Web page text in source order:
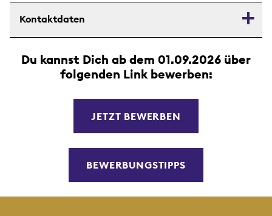
Kontaktdaten
Du kannst Dich ab dem 01.09.2026 über
folgenden Link bewerben:
JETZT BEWERBEN
BEWERBUNGSTIPPS